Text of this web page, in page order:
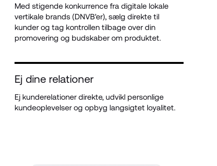
Med stigende konkurrence fra digitale lokale
vertikale brands (DNVB'er), sælg direkte til
kunder og tag kontrollen tilbage over din
promovering og budskaber om produktet.
Ej dine relationer
Ej kunderelationer direkte, udvikl personlige
kundeoplevelser og opbyg langsigtet loyalitet.